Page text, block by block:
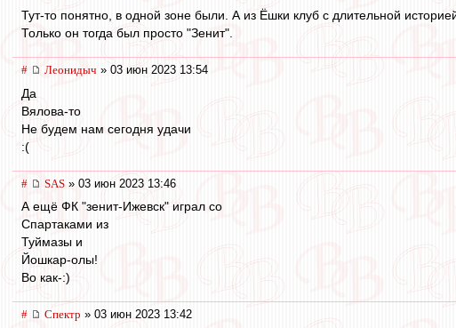
Тут-то понятно, в одной зоне были. А из Ёшки клуб с длительной
Только он тогда был просто "Зенит".
# Леонидыч » 03 июн 2023 13:54
Да
Вялова-то
Не будем нам сегодня удачи
:(
# SAS » 03 июн 2023 13:46
А ещё ФК "зенит-Ижевск" играл со
Спартаками из
Туймазы и
Йошкар-олы!
Во как-:)
# Спектр » 03 июн 2023 13:42